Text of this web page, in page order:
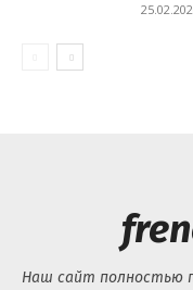
Наш сайт полностью